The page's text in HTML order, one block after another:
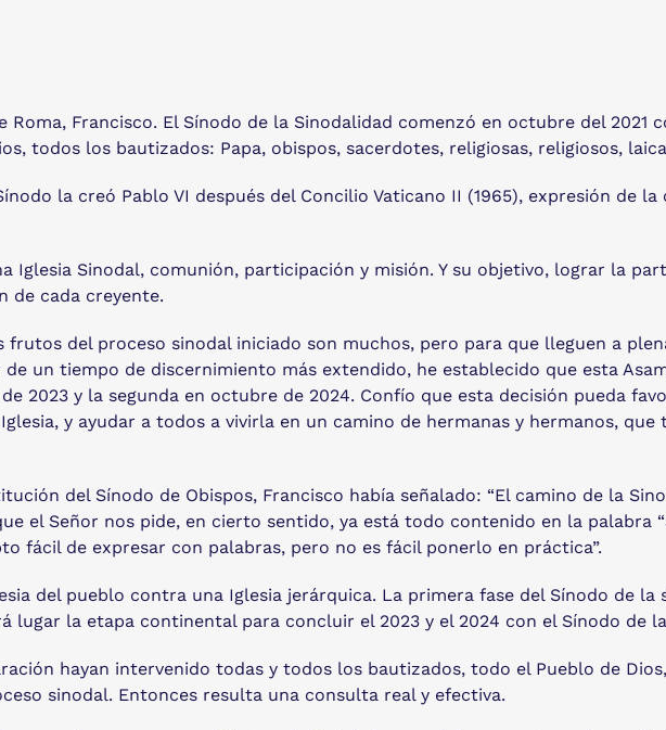
Francisco. El Sínodo de la Sinodalidad comenzó en octubre del 2021
todos los bautizados: Papa, obispos, sacerdotes, religiosas, religiosos,
la creó Pablo VI después del Concilio Vaticano II (1965), expresión de
Iglesia Sinodal, comunión, participación y misión. Y su objetivo, lograr la
de cada creyente.
frutos del proceso sinodal iniciado son muchos, pero para que lleguen a
un tiempo de discernimiento más extendido, he establecido que esta
2023 y la segunda en octubre de 2024. Confío que esta decisión pueda
y ayudar a todos a vivirla en un camino de hermanas y hermanos, que
del Sínodo de Obispos, Francisco había señalado: “El camino de la
el Señor nos pide, en cierto sentido, ya está todo contenido en la palabra
fácil de expresar con palabras, pero no es fácil ponerlo en práctica”.
del pueblo contra una Iglesia jerárquica. La primera fase del Sínodo de la
lugar la etapa continental para concluir el 2023 y el 2024 con el Sínodo de
hayan intervenido todas y todos los bautizados, todo el Pueblo de
sinodal. Entonces resulta una consulta real y efectiva.